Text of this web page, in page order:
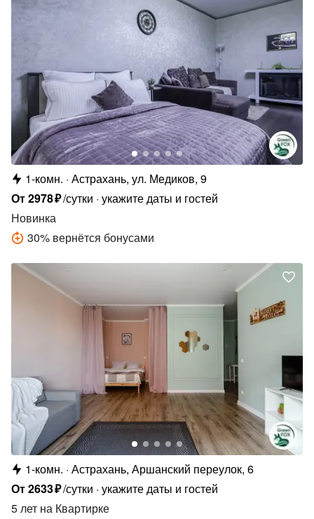
1-комн. Астрахань, ул. Медиков, 9
От2978₽/сутки укажите даты и гостей
Новинка
30% вернётся бонусами
1-комн. Астрахань, Аршанский переулок, 6
От2633₽/сутки укажите даты и гостей
5 лет на Квартирке